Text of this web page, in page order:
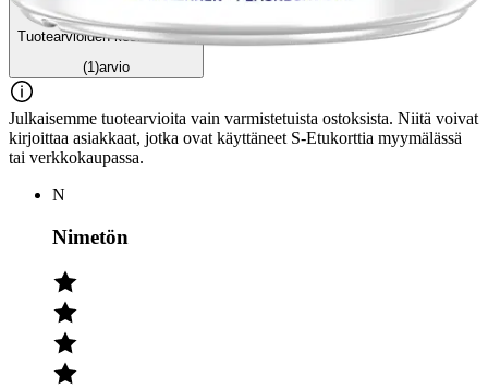
Tuotearvioiden keskiarvo1/5
(1)arvio
Julkaisemme tuotearvioita vain varmistetuista ostoksista. Niitä voivat
kirjoittaa asiakkaat, jotka ovat käyttäneet S-Etukorttia myymälässä
tai verkkokaupassa.
N
Nimetön